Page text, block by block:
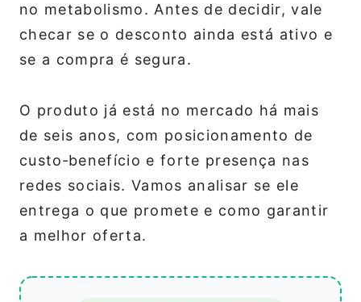
no metabolismo. Antes de decidir, vale
checar se o desconto ainda está ativo e
se a compra é segura.
O produto já está no mercado há mais
de seis anos, com posicionamento de
custo‑benefício e forte presença nas
redes sociais. Vamos analisar se ele
entrega o que promete e como garantir
a melhor oferta.